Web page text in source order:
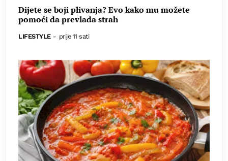
Dijete se boji plivanja? Evo kako mu možete
pomoći da prevlada strah
LIFESTYLE - prije 11 sati